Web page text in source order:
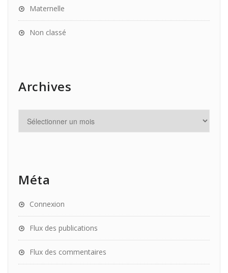
Maternelle
Non classé
Archives
Méta
Connexion
Flux des publications
Flux des commentaires